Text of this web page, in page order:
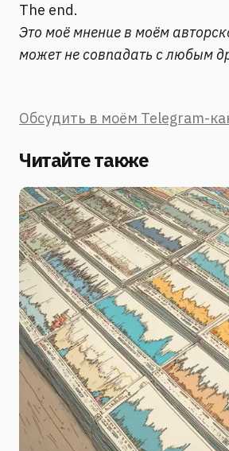
The end.
Это моё мнение в моём
может не совпадать с любым
Обсудить в моём Telegram-
Читайте также